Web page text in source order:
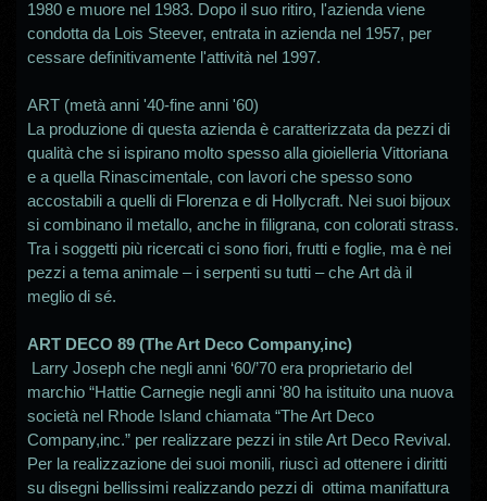
1980 e muore nel 1983. Dopo il suo ritiro, l'azienda viene
condotta da Lois Steever, entrata in azienda nel 1957, per
cessare definitivamente l'attività nel 1997.
ART (metà anni '40-fine anni '60)
La produzione di questa azienda è caratterizzata da pezzi di
qualità che si ispirano molto spesso alla gioielleria Vittoriana
e a quella Rinascimentale, con lavori che spesso sono
accostabili a quelli di Florenza e di Hollycraft. Nei suoi bijoux
si combinano il metallo, anche in filigrana, con colorati strass.
Tra i soggetti più ricercati ci sono fiori, frutti e foglie, ma è nei
pezzi a tema animale – i serpenti su tutti – che Art dà il
meglio di sé.
ART DECO 89 (The Art Deco Company,inc)
Larry Joseph che negli anni ‘60/’70 era proprietario del
marchio “Hattie Carnegie negli anni '80 ha istituito una nuova
società nel Rhode Island chiamata “The Art Deco
Company,inc.” per realizzare pezzi in stile Art Deco Revival.
Per la realizzazione dei suoi monili, riuscì ad ottenere i diritti
su disegni bellissimi realizzando pezzi di ottima manifattura